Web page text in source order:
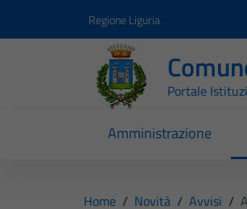
Regione Liguria
Portale
Amministrazione
Home / Novità / Avvisi /